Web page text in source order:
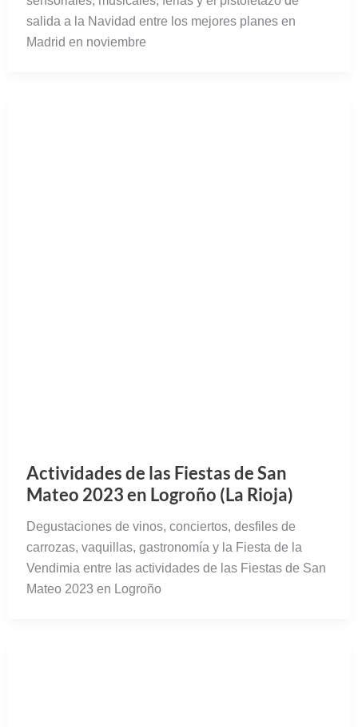
salida a la Navidad entre los mejores planes en
Madrid en noviembre
Actividades de las Fiestas de San
Mateo 2023 en Logroño (La Rioja)
Degustaciones de vinos, conciertos, desfiles de
carrozas, vaquillas, gastronomía y la Fiesta de la
Vendimia entre las actividades de las Fiestas de San
Mateo 2023 en Logroño